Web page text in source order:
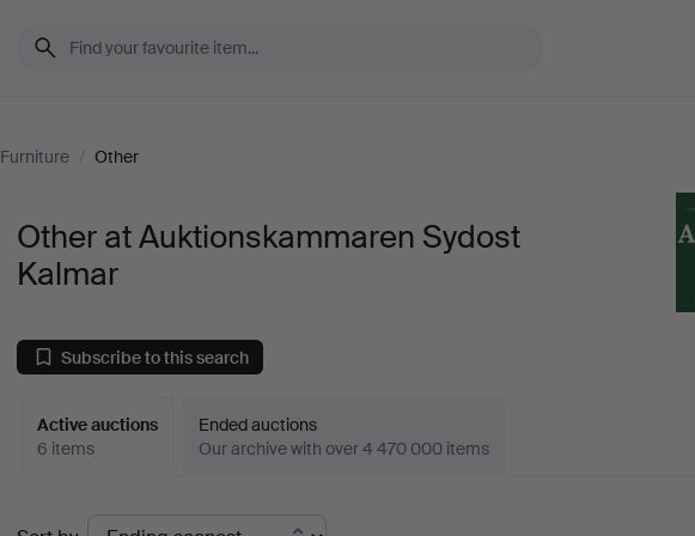
Furniture / Other
Other at Auktionskammaren Sydost
Kalmar
Subscribe to this search
Active auctions
6 items
Ended auctions
Our archive with over 4 470 000 items
Active